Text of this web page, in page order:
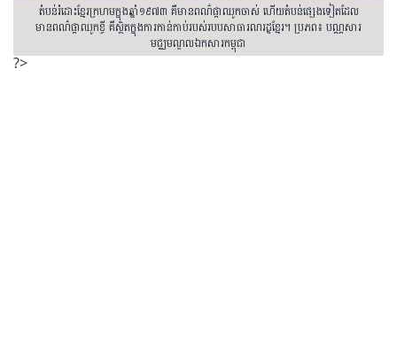
តំបន់រំដោះខ្មែរក្រហមក្នុងឆ្នាំ១៩៧៣ គឺមានពណ៌ផ្កាឈូកចាស់ ហើយតំបន់ផ្សេងទៀតដែល
មានពណ៌ផ្កាឈូកខ្ចី គឺស្ថិតក្នុងការកាន់កាប់របស់របបសាធារណរដ្ឋខ្មែរ។ ប្រភព៖ បណ្ណសារ
មជ្ឈមណ្ឌលឯកសារកម្ពុជា
?>